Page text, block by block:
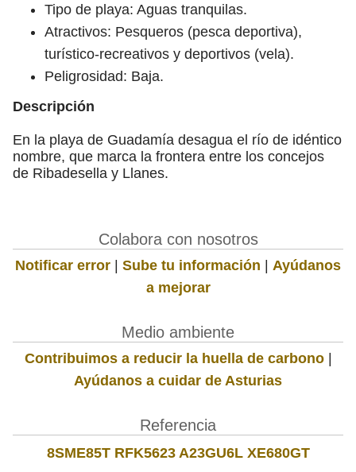
Tipo de playa: Aguas tranquilas.
Atractivos: Pesqueros (pesca deportiva),
turístico-recreativos y deportivos (vela).
Peligrosidad: Baja.
Descripción
En la playa de Guadamía desagua el río de idéntico
nombre, que marca la frontera entre los concejos
de Ribadesella y Llanes.
Colabora con nosotros
Notificar error | Sube tu información | Ayúdanos
a mejorar
Medio ambiente
Contribuimos a reducir la huella de carbono|
Ayúdanos a cuidar de Asturias
Referencia
8SME85T RFK5623 A23GU6L XE680GT